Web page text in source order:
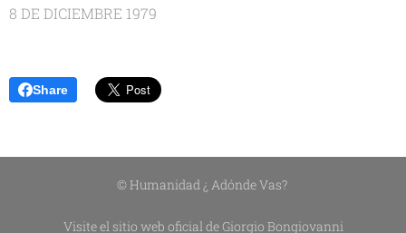
8 DE DICIEMBRE 1979
Share
© Humanidad ¿ Adónde Vas?
Visite el sitio web oficial de Giorgio Bongiovanni